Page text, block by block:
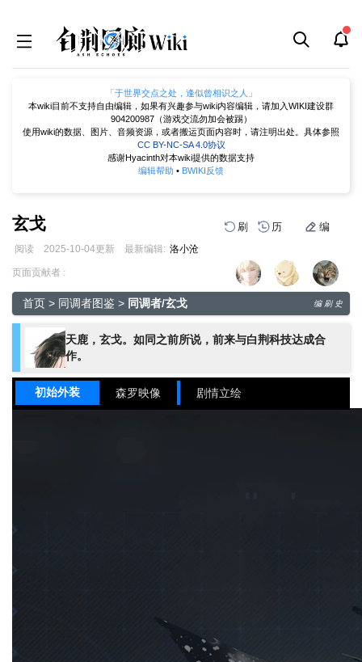
「于世界交点之处，逢似曾相识之人」
本wiki目前不支持自由编辑，如果有兴趣参与wiki内容编辑，请加入WIKI建设群
904200987（游戏交流勿加会被踢）
使用wiki的数据、图片、音频资源，或者搬运页面内容时，请注明出处。具体参照
CC BY-NC-SA 4.0协议
感谢Hyacinth对本wiki提供的数据支持
编辑帮助 • BWIKI反馈
玄戈 刷 历 编
阅读 2025-10-04更新 最新编辑: 洛小沧
跳
导
航
跳
搜
索
页面贡献者 :
首页 > 同调者图鉴 > 同调者/玄戈 编 刷 史
天鹿，玄戈。如同之前所说，前来与白荆科技达成合
作。
初始外装 森罗映像 剧情立绘
Xuan Ge